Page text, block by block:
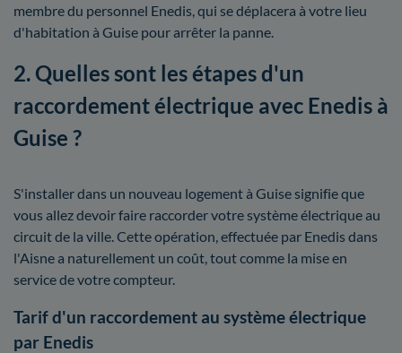
membre du personnel Enedis, qui se déplacera à votre lieu
d'habitation à Guise pour arrêter la panne.
2. Quelles sont les étapes d'un
raccordement électrique avec Enedis à
Guise ?
S'installer dans un nouveau logement à Guise signifie que
vous allez devoir faire raccorder votre système électrique au
circuit de la ville. Cette opération, effectuée par Enedis dans
l'Aisne a naturellement un coût, tout comme la mise en
service de votre compteur.
Tarif d'un raccordement au système électrique
par Enedis